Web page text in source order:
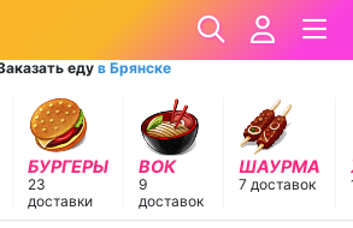
едув Брянске
БУРГЕРЫ
23
доставки
ВОК
9
доставок
ШАУРМА
7 доставок